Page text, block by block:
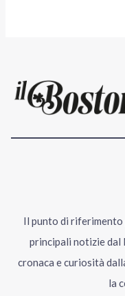
Il punto di
principali notizie dal
cronaca e curiosità
la